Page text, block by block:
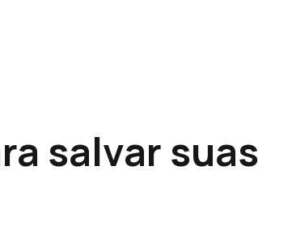
salvar suas